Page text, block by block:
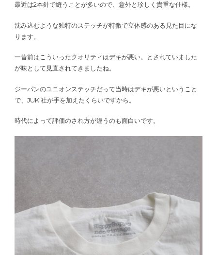
最近は2本針で縫うことが多いので、意外と珍しく貴重な仕様。
沈み込むような独特のステッチが特徴で立体感のある見た目にな
ります。
一昔前はこういったクオリティはデキが悪い。とされていました
が味として見直されてきましたね。
ジーパンのユニオンステッチだって当時はデキが悪いということ
で、JUKI社が手を加えたくらいですから。
時代によって評価のされ方が違うのも面白いです。